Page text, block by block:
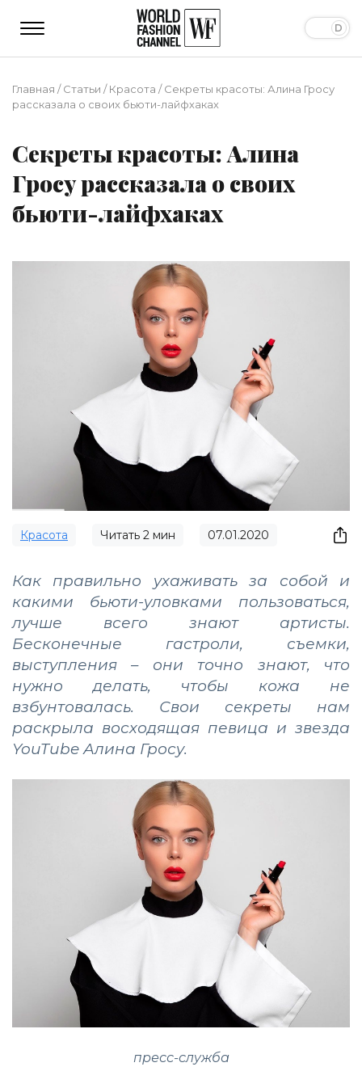
Главная /Статьи /Красота /Секреты красоты: Алина Гросу
рассказала о своих бьюти-лайфхаках
Секреты красоты: Алина
Гросу рассказала о своих
бьюти-лайфхаках
Красота Читать 2 мин 07.01.2020
Как правильно ухаживать за собой и
какими бьюти-уловками пользоваться,
лучше всего знают артисты.
Бесконечные гастроли, съемки,
выступления – они точно знают, что
нужно делать, чтобы кожа не
взбунтовалась. Свои секреты нам
раскрыла восходящая певица и звезда
YouTube Алина Гросу.
пресс-служба